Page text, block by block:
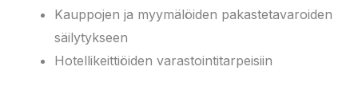
Kauppojen ja myymälöiden pakastetavaroiden
säilytykseen
Hotellikeittiöiden varastointitarpeisiin